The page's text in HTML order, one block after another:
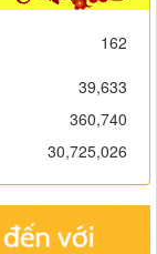
162
39,633
360,740
30,725,026